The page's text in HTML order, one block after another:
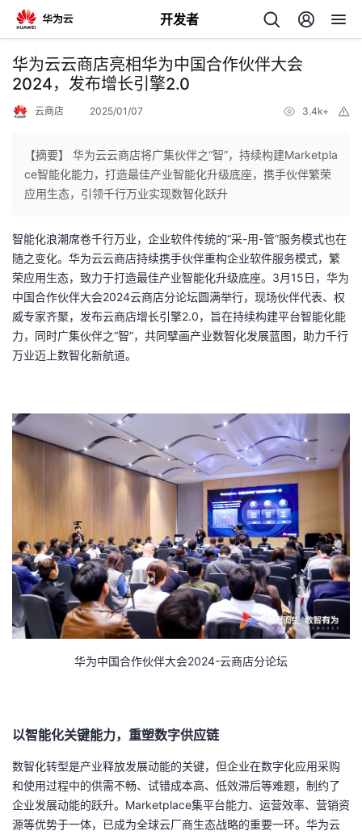
开发者
返
回
个
人
主
页
我
的
开
发
博
客
的
论
坛
我
的
圈
我
的
我
注
开
发
者
的
Programs
我
的
支
华为云云商店亮相华为中国合作伙伴大会
2024，发布增长引擎2.0
云商店 2025/01/07 3.4k+
【摘要】 华为云云商店将广集伙伴之“智”，持续构建Marketpla
ce智能化能力，打造最佳产业智能化升级底座，携手伙伴繁荣
应用生态，引领千行万业实现数智化跃升
智能化浪潮席卷千行万业，企业软件传统的“采-用-管”服务模式也在
随之变化。华为云云商店持续携手伙伴重构企业软件服务模式，繁
荣应用生态，致力于打造最佳产业智能化升级底座。 3月15日，华为
中国合作伙伴大会2024云商店分论坛圆满举行，现场伙伴代表、权
威专家齐聚，发布云商店增长引擎2.0，旨在持续构建平台智能化能
力，同时广集伙伴之“智”，共同擘画产业数智化发展蓝图，助力千行
万业迈上数智化新航道。
华为中国合作伙伴大会2024-云商店分论坛
以智能化关键能力，重塑数字供应链
数智化转型是产业释放发展动能的关键，但企业在数字化应用采购
和使用过程中的供需不畅、试错成本高、低效滞后等难题，制约了
企业发展动能的跃升。 Marketplace集平台能力、运营效率、营销资
源等优势于一体，已成为全球云厂商生态战略的重要一环。华为云